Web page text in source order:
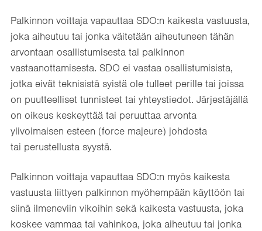
Palkinnon voittaja vapauttaa SDO:n kaikesta vastuusta,
joka aiheutuu tai jonka väitetään aiheutuneen tähän
arvontaan osallistumisesta tai palkinnon
vastaanottamisesta. SDO ei vastaa osallistumisista,
jotka eivät teknisistä syistä ole tulleet perille tai joissa
on puutteelliset tunnisteet tai yhteystiedot. Järjestäjällä
on oikeus keskeyttää tai peruuttaa arvonta
ylivoimaisen esteen (force majeure) johdosta
tai perustellusta syystä.
Palkinnon voittaja vapauttaa SDO:n myös kaikesta
vastuusta liittyen palkinnon myöhempään käyttöön tai
siinä ilmeneviin vikoihin sekä kaikesta vastuusta, joka
koskee vammaa tai vahinkoa, joka aiheutuu tai jonka